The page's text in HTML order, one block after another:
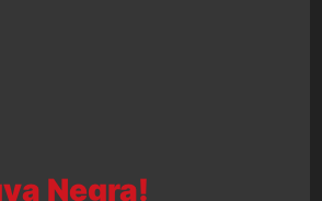
Negra!